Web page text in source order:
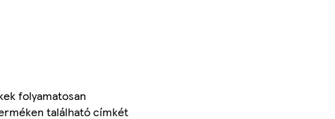
folyamatosan
található címkét